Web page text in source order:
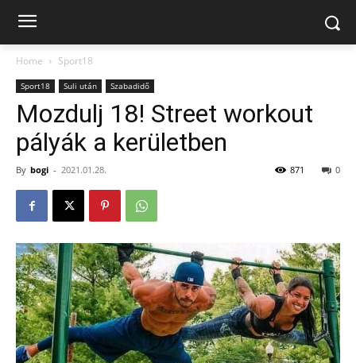
Home Sport18
Sport18 Suli után Szabadidő
Mozdulj 18! Street workout
pályák a kerületben
By bogi - 2021.01.28. 0
871